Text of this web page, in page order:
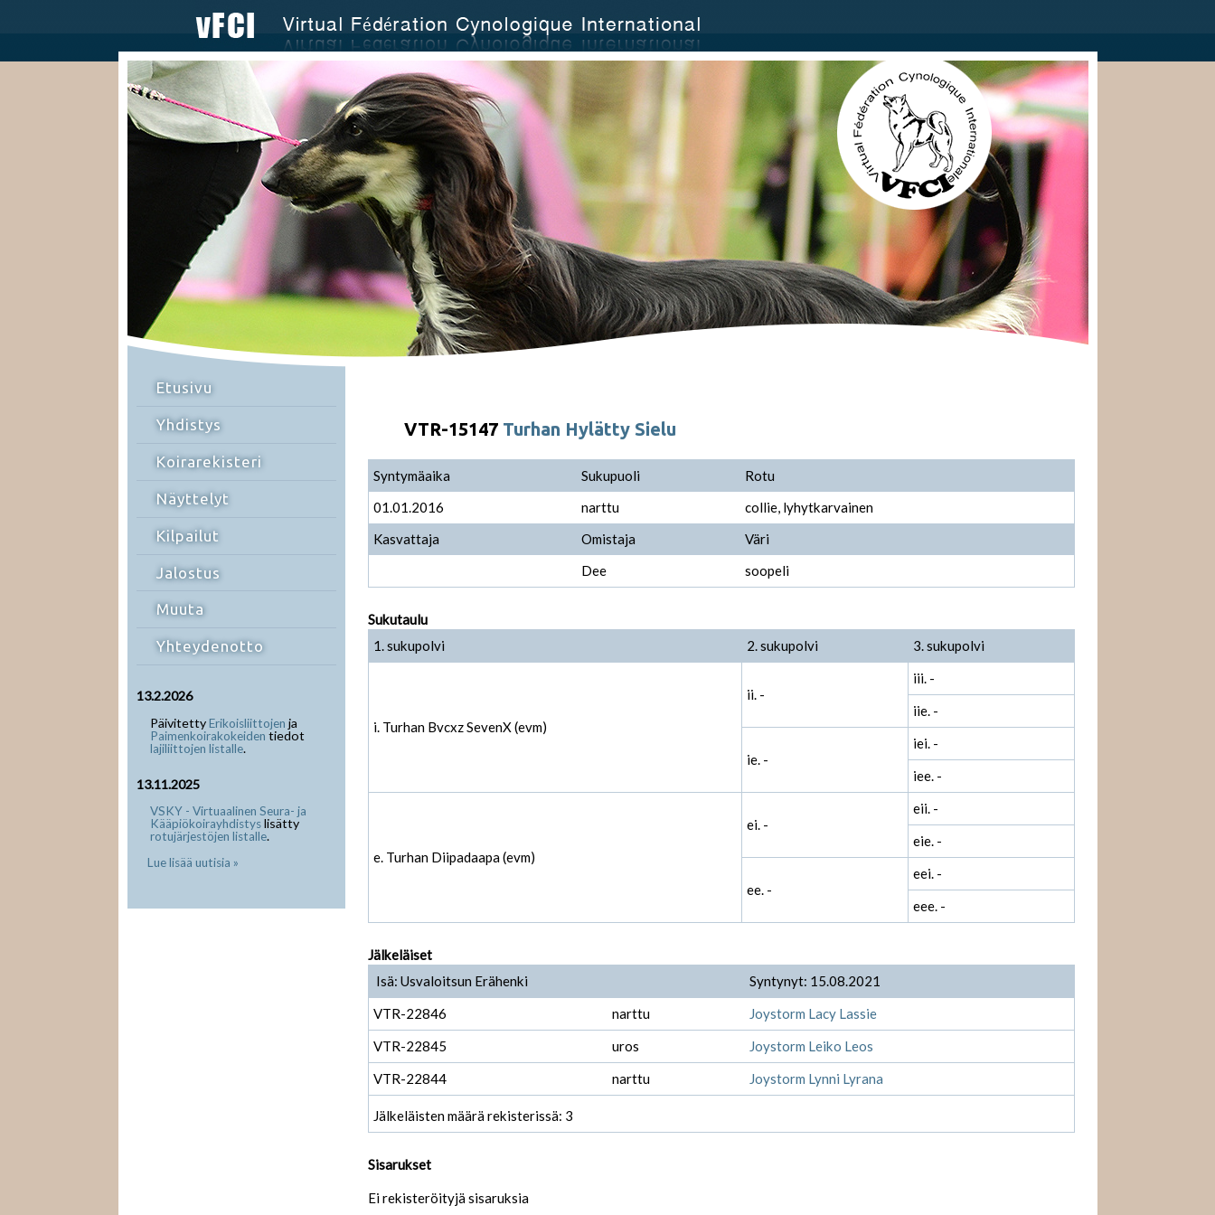
Etusivu
Yhdistys
Koirarekisteri
Näyttelyt
Kilpailut
Jalostus
Muuta
Yhteydenotto
13.2.2026
PäivitettyErikoisliittojen ja
Paimenkoirakokeiden tiedot
lajiliittojen listalle.
13.11.2025
VSKY - Virtuaalinen Seura- ja
Kääpiökoirayhdistyslisätty
rotujärjestöjen listalle.
Lue lisää uutisia »
VTR-15147 Turhan Hylätty Sielu
Syntymäaika Sukupuoli
Rotu
01.01.2016
narttu
collie, lyhytkarvainen
Kasvattaja
Omistaja
Väri
Dee
soopeli
Sukutaulu
1. sukupolvi
2. sukupolvi 3. sukupolvi
i. Turhan Bvcxz SevenX (evm)
ii. -
iii. -
iie. -
ie. -
iei. -
iee. -
e. Turhan Diipadaapa (evm)
ei. -
eii. -
eie. -
ee. -
eei. -
eee. -
Jälkeläiset
Isä: Usvaloitsun Erähenki
Syntynyt: 15.08.2021
VTR-22846
narttu
Joystorm Lacy Lassie
VTR-22845
uros
Joystorm Leiko Leos
VTR-22844
narttu Joystorm Lynni Lyrana
Jälkeläisten määrä rekisterissä: 3
Sisarukset
Ei rekisteröityjä sisaruksia